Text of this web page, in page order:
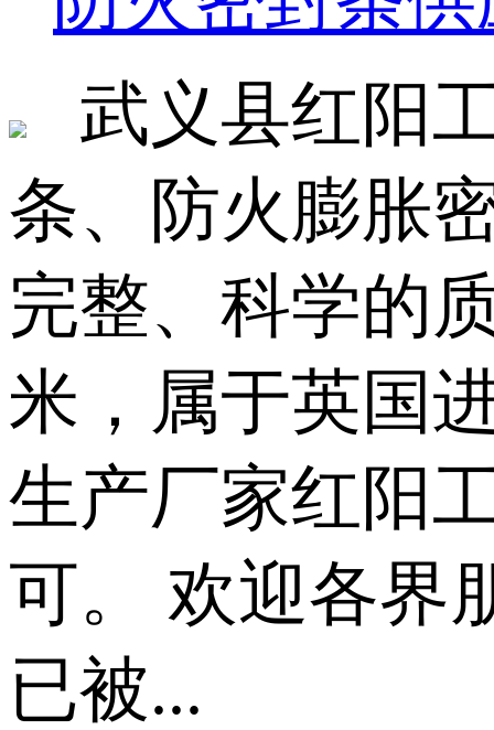
武义县红阳
条、防火膨胀
完整、科学的
米，属于英国
生产厂家红阳
可。 欢迎各界
已被...